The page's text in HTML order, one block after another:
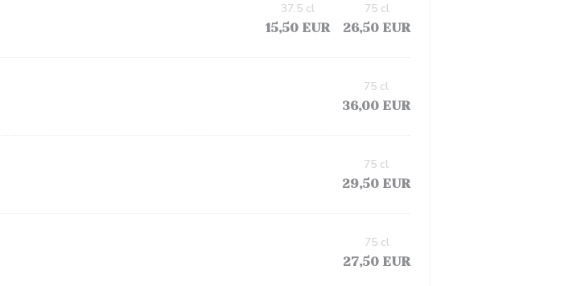
15,50 EUR
37.5 cl
26,50 EUR
75 cl
36,00 EUR
75 cl
29,50 EUR
75 cl
27,50 EUR
75 cl